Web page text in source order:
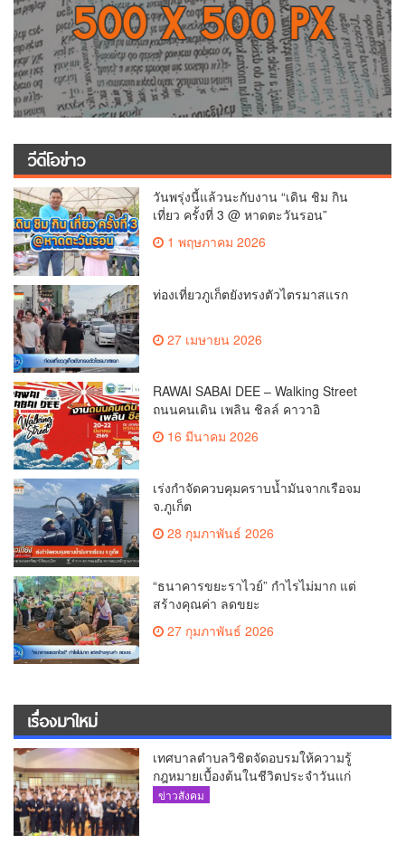
วีดีโอข่าว
วันพรุ่งนี้แล้วนะกับงาน “เดิน ชิม กิน
เที่ยว ครั้งที่ 3 @ หาดตะวันรอน”
1 พฤษภาคม 2026
ท่องเที่ยวภูเก็ตยังทรงตัวไตรมาสแรก
27 เมษายน 2026
RAWAI SABAI DEE – Walking Street
ถนนคนเดิน เพลิน ชิลล์ คาวาอิ
16 มีนาคม 2026
เร่งกำจัดควบคุมคราบน้ำมันจากเรือจม
จ.ภูเก็ต
28 กุมภาพันธ์ 2026
“ธนาคารขยะราไวย์” กำไรไม่มาก แต่
สร้างคุณค่า ลดขยะ
27 กุมภาพันธ์ 2026
เรื่องมาใหม่
เทศบาลตำบลวิชิตจัดอบรมให้ความรู้
กฎหมายเบื้องต้นในชีวิตประจำวันแก่
เยาวชน
ข่าวสังคม